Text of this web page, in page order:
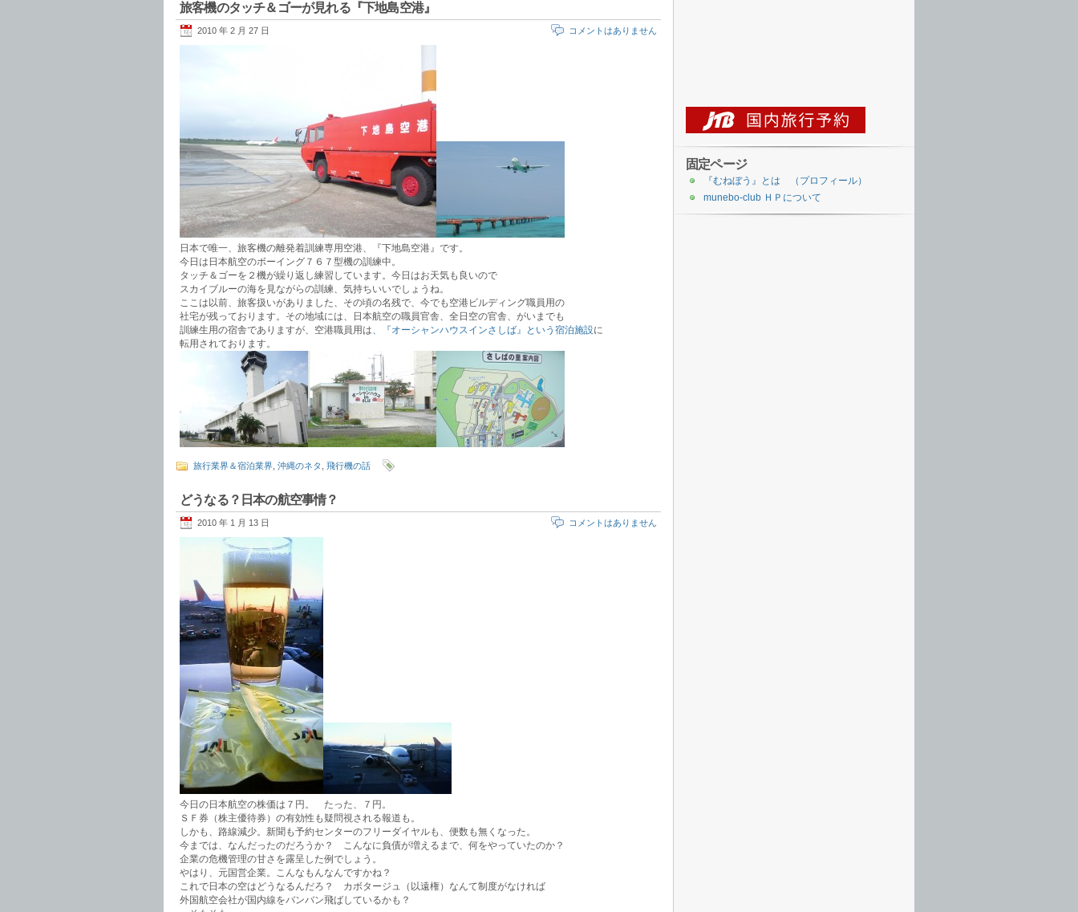
旅客機のタッチ＆ゴーが見れる『下地島空港』
2010 年 2 月 27 日 コメントはありません
日本で唯一、旅客機の離発着訓練専用空港、『下地島空港』です。
今日は日本航空のボーイング７６７型機の訓練中。
タッチ＆ゴーを２機が繰り返し練習しています。今日はお天気も良いので
スカイブルーの海を見ながらの訓練、気持ちいいでしょうね。
ここは以前、旅客扱いがありました、その頃の名残で、今でも空港ビルディング職員用の
社宅が残っております。その地域には、日本航空の職員官舎、全日空の官舎、がいまでも
訓練生用の宿舎でありますが、空港職員用は、『オーシャンハウスインさしば』という宿泊施設に
転用されております。
旅行業界＆宿泊業界 沖縄のネタ 飛行機の話
どうなる？日本の航空事情？
2010 年 1 月 13 日 コメントはありません
今日の日本航空の株価は７円。 たった、７円。
ＳＦ券（株主優待券）の有効性も疑問視される報道も。
しかも、路線減少。新聞も予約センターのフリーダイヤルも、便数も無くなった。
今までは、なんだったのだろうか？ こんなに負債が増えるまで、何をやっていたのか？
企業の危機管理の甘さを露呈した例でしょう。
やはり、元国営企業。こんなもんなんですかね？
これで日本の空はどうなるんだろ？ カボタージュ（以遠権）なんて制度がなければ
外国航空会社が国内線をバンバン飛ばしているかも？
固定ページ
『むねぼう』とは （プロフィール）
munebo-club ＨＰについて